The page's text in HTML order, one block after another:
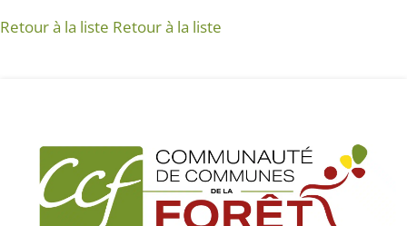
Retour à la liste Retour à la liste